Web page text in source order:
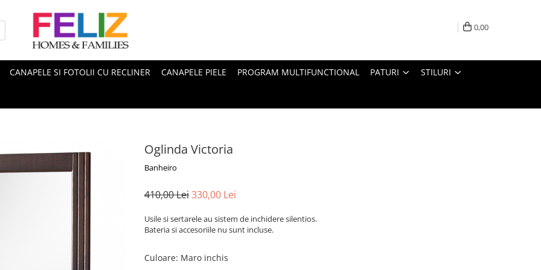
0,00
CANAPELE SI FOTOLII CU RECLINER CANAPELE PIELE PROGRAM MULTIFUNCTIONAL PATURI STILURI
Oglinda Victoria
Banheiro
410,00 Lei330,00 Lei
Usile si sertarele au sistem de inchidere silentios.
Bateria si accesoriile nu sunt incluse.
Culoare: Maro inchis